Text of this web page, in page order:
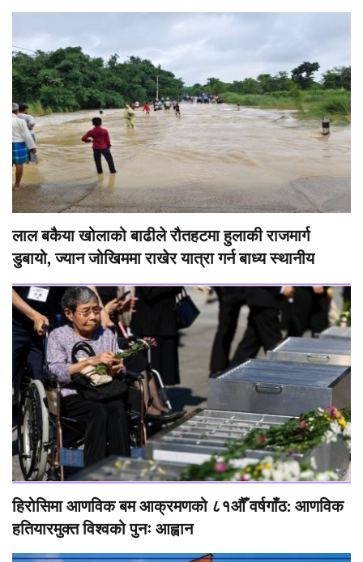
लाल बकैया खोलाको बाढीले रौतहटमा हुलाकी राजमार्ग
डुबायो, ज्यान जोखिममा राखेर यात्रा गर्न बाध्य स्थानीय
हिरोसिमा आणविक बम आक्रमणको ८१औँ वर्षगाँठ: आणविक
हतियारमुक्त विश्वको पुनः आह्वान